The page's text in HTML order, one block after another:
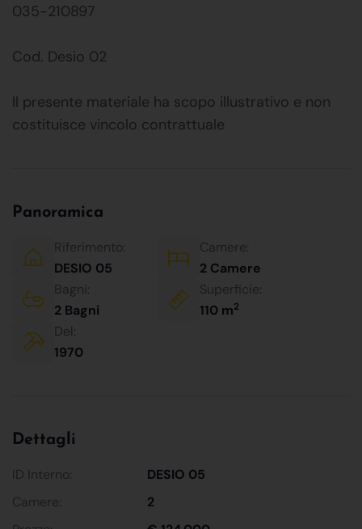
035-210897
Cod. Desio 02
Il presente materiale ha scopo illustrativo e non
costituisce vincolo contrattuale
Panoramica
Riferimento:
DESIO 05
Camere:
2 Camere
Bagni:
2 Bagni
Superficie:
110 m2
Del:
1970
Dettagli
ID Interno:
DESIO 05
Camere:
2